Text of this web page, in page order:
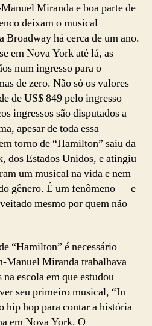
Miranda e boa parte de
deixam o musical
Broadway há cerca de um ano.
em Nova York até lá, as
num ingresso para o
de zero. Não só os valores
de US$ 849 pelo ingresso
ingressos são disputados a
apesar de toda essa
torno de “Hamilton” saiu da
dos Estados Unidos, e atingiu
um musical na vida e nem
gênero. É um fenômeno — e
mesmo por quem não
“Hamilton” é necessário
Manuel Miranda trabalhava
escola em que estudou
seu primeiro musical, “In
hip hop para contar a história
em Nova York. O